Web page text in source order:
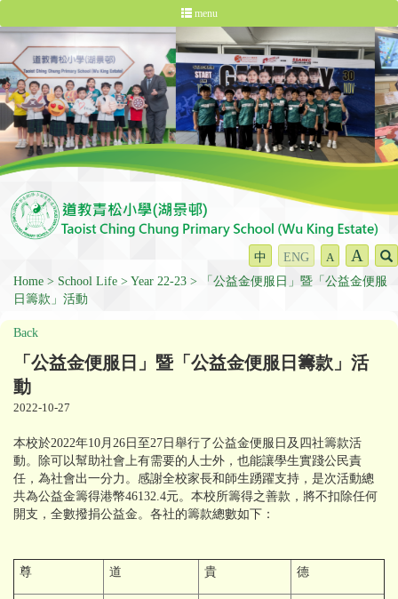
menu
中 ENG A A
Home School Life Year 22-23
「公益金便服日」暨「公益金便服
日籌款」活動
Back
「公益金便服日」暨「公益金便服日籌款」活
動
2022-10-27
本校於2022年10月26日至27日舉行了公益金便服日及四社籌款活
動。除可以幫助社會上有需要的人士外，也能讓學生實踐公民責
任，為社會出一分力。感謝全校家長和師生踴躍支持，是次活動總
共為公益金籌得港幣46132.4元。本校所籌得之善款，將不扣除任何
開支，全數撥捐公益金。各社的籌款總數如下：
尊 道 貴 德